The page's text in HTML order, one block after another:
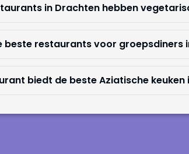
in Drachten hebben
beste restaurants voor groepsdiners
biedt de beste Aziatische keuken